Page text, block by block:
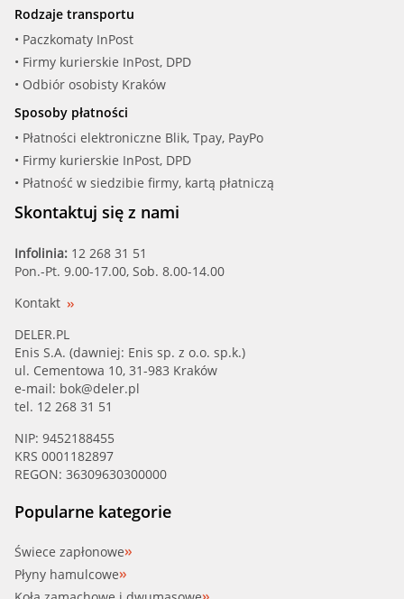
Rodzaje transportu
• Paczkomaty InPost
• Firmy kurierskie InPost, DPD
• Odbiór osobisty Kraków
Sposoby płatności
• Płatności elektroniczne Blik, Tpay, PayPo
• Firmy kurierskie InPost, DPD
• Płatność w siedzibie firmy, kartą płatniczą
Skontaktuj się z nami
Infolinia: 12 268 31 51
Pon.-Pt. 9.00-17.00, Sob. 8.00-14.00
Kontakt
DELER.PL
Enis S.A. (dawniej: Enis sp. z o.o. sp.k.)
ul. Cementowa 10, 31-983 Kraków
e-mail: bok@deler.pl
tel. 12 268 31 51
NIP: 9452188455
KRS 0001182897
REGON: 36309630300000
Popularne kategorie
Świece zapłonowe
Płyny hamulcowe